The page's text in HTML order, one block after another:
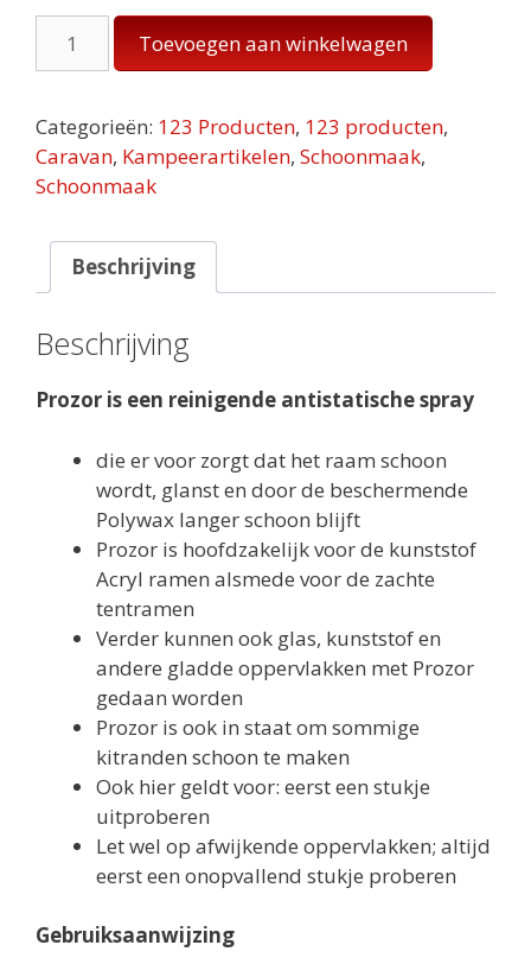
Raamspray
aantal
Toevoegen aan winkelwagen
Categorieën: 123 Producten, 123 producten,
Caravan, Kampeerartikelen, Schoonmaak,
Schoonmaak
Beschrijving
Beschrijving
Prozor is een reinigende antistatische spray
die er voor zorgt dat het raam schoon
wordt, glanst en door de beschermende
Polywax langer schoon blijft
Prozor is hoofdzakelijk voor de kunststof
Acryl ramen alsmede voor de zachte
tentramen
Verder kunnen ook glas, kunststof en
andere gladde oppervlakken met Prozor
gedaan worden
Prozor is ook in staat om sommige
kitranden schoon te maken
Ook hier geldt voor: eerst een stukje
uitproberen
Let wel op afwijkende oppervlakken; altijd
eerst een onopvallend stukje proberen
Gebruiksaanwijzing